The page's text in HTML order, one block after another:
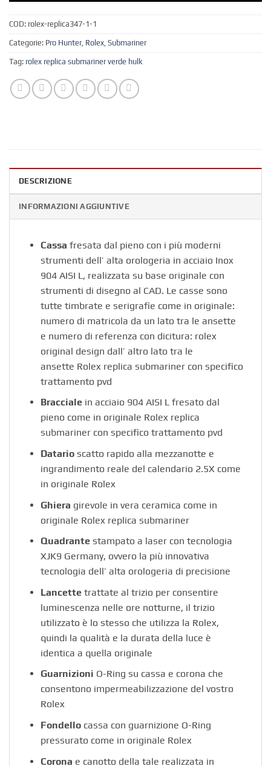
COD: rolex-replica347-1-1
Categorie: Pro Hunter, Rolex Submariner
Tag: rolex replica submariner verde hulk
DESCRIZIONE
INFORMAZIONI AGGIUNTIVE
Cassa fresata dal pieno con i più moderni
strumenti dell’ alta orologeria in acciaio Inox
904 AISI L, realizzata su base originale con
strumenti di disegno al CAD. Le casse sono
tutte timbrate e serigrafie come in originale:
numero di matricola da un lato tra le ansette
e numero di referenza con dicitura: rolex
original design dall’ altro lato tra le
ansette Rolex replica submariner con specifico
trattamento pvd
Braccialein acciaio 904 AISI L fresato dal
pieno come in originale Rolex replica
submariner con specifico trattamento pvd
Datario scatto rapido alla mezzanotte e
ingrandimento reale del calendario 2.5X come
in originale Rolex
Ghiera girevole in vera ceramica come in
originale Rolex replica submariner
Quadrantestampato a laser con tecnologia
XJK9 Germany, ovvero la più innovativa
tecnologia dell’ alta orologeria di precisione
Lancettetrattate al trizio per consentire
luminescenza nelle ore notturne, il trizio
utilizzato è lo stesso che utilizza la Rolex,
quindi la qualità e la durata della luce è
identica a quella originale
Guarnizioni O-Ring su cassa e corona che
consentono impermeabilizzazione del vostro
Rolex
Fondellocassa con guarnizione O-Ring
pressurato come in originale Rolex
Corona e canotto della tale realizzata in